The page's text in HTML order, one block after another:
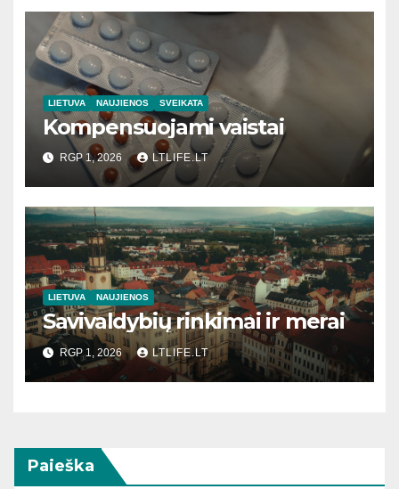
LIETUVA NAUJIENOS SVEIKATA
Kompensuojami vaistai
RGP 1, 2026 LTLIFE.LT
LIETUVA NAUJIENOS
Savivaldybių rinkimai ir merai
RGP 1, 2026 LTLIFE.LT
Paieška